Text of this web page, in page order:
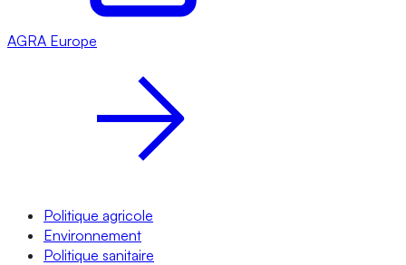
AGRA Europe
Politique agricole
Environnement
Politique sanitaire